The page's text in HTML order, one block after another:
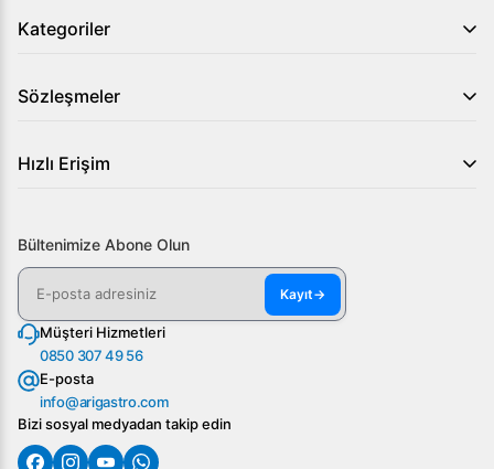
Kategoriler
Sözleşmeler
Hızlı Erişim
Bültenimize Abone Olun
Kayıt→
Müşteri Hizmetleri
0850 307 49 56
E-posta
info@arigastro.com
Bizi sosyal medyadan takip edin